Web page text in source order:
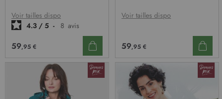
D’ENVIE
Voir tailles dispo
4.3 / 5 - 8 avis
59,95 €
Voir tailles dispo
59,95 €